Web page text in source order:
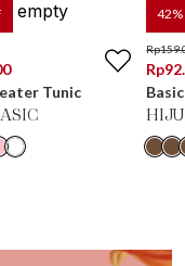
Tunic
42
Rp
Rp